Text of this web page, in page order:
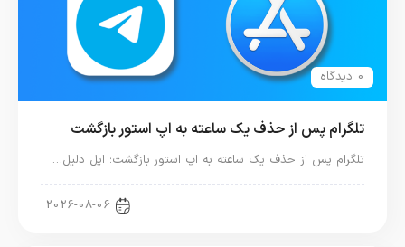
0 دیدگاه
تلگرام پس از حذف یک ساعته به اپ استور بازگشت
تلگرام پس از حذف یک ساعته به اپ استور بازگشت؛ اپل دلیل…
2026-08-06